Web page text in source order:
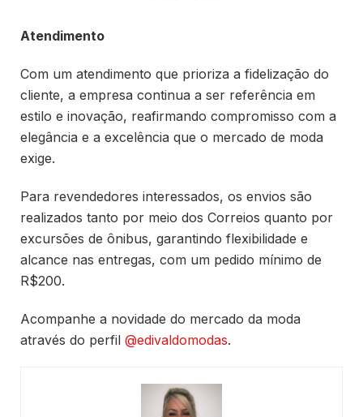
Atendimento
Com um atendimento que prioriza a fidelização do
cliente, a empresa continua a ser referência em
estilo e inovação, reafirmando compromisso com a
elegância e a excelência que o mercado de moda
exige.
Para revendedores interessados, os envios são
realizados tanto por meio dos Correios quanto por
excursões de ônibus, garantindo flexibilidade e
alcance nas entregas, com um pedido mínimo de
R$200.
Acompanhe a novidade do mercado da moda
através do perfil @edivaldomodas.